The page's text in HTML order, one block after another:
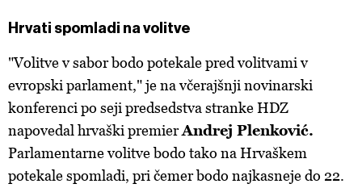
Hrvati spomladi na volitve
"Volitve v sabor bodo potekale pred volitvami v
evropski parlament," je na včerajšnji novinarski
konferenci po seji predsedstva stranke HDZ
napovedal hrvaški premierAndrej Plenković.
Parlamentarne volitve bodo tako na Hrvaškem
potekale spomladi, pri čemer bodo najkasneje do 22.